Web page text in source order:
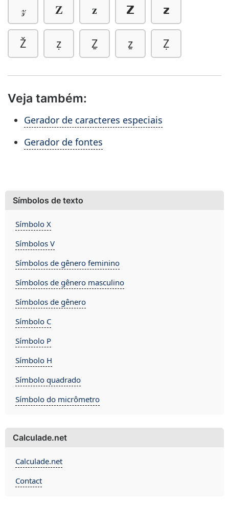
𝓏 𝐙 𝐳 𝗭 𝘇
Ž ẓ Ẕ ẕ Ẓ
Veja também:
Gerador de caracteres especiais
Gerador de fontes
Símbolos de texto
Símbolo X
Símbolos V
Símbolos de gênero feminino
Símbolos de gênero masculino
Símbolos de gênero
Símbolo C
Símbolo P
Símbolo H
Símbolo quadrado
Símbolo do micrômetro
Calculade.net
Calculade.net
Contact